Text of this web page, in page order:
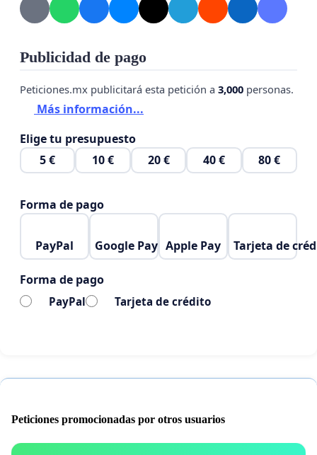
Publicidad de pago
Peticiones.mx publicitará esta petición a 3,000 personas.
Más información...
Elige tu presupuesto
5 €
10 € 20 € 40 € 80 €
Forma de pago
PayPal Google Pay Apple Pay Tarjeta de
Forma de pago
PayPal Tarjeta de crédito
Peticiones promocionadas por otros usuarios